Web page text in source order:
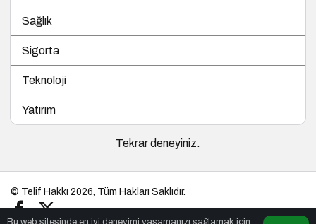
Sağlık
Sigorta
Teknoloji
Yatırım
Tekrar deneyiniz.
Bu web sitesinde en iyi deneyimi yaşamanızı sağlamak için
© Telif Hakkı 2026, Tüm Hakları Saklıdır.